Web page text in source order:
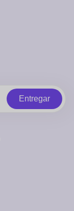
Entregar